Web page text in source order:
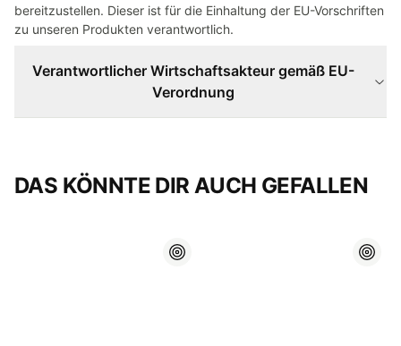
bereitzustellen. Dieser ist für die Einhaltung der EU-Vorschriften
zu unseren Produkten verantwortlich.
Verantwortlicher Wirtschaftsakteur gemäß EU-
Verordnung
DAS KÖNNTE DIR AUCH GEFALLEN